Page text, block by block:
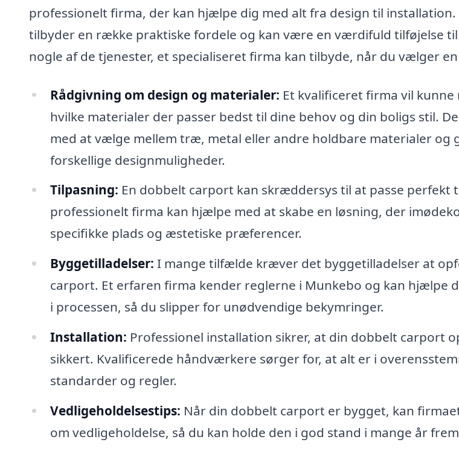
professionelt firma, der kan hjælpe dig med alt fra design til
tilbyder en række praktiske fordele og kan være en værdifuld tilføjelse
nogle af de tjenester, et specialiseret firma kan tilbyde, når du vælger
Rådgivning om design og materialer: Et kvalificeret firma vil kunne
hvilke materialer der passer bedst til dine behov og din boligs stil.
med at vælge mellem træ, metal eller andre holdbare materialer og
forskellige designmuligheder.
Tilpasning: En dobbelt carport kan skræddersys til at passe perfekt
professionelt firma kan hjælpe med at skabe en løsning, der
specifikke plads og æstetiske præferencer.
Byggetilladelser: I mange tilfælde kræver det byggetilladelser at
carport. Et erfaren firma kender reglerne i Munkebo og kan hjælpe
i processen, så du slipper for unødvendige bekymringer.
Installation: Professionel installation sikrer, at din dobbelt carport
sikkert. Kvalificerede håndværkere sørger for, at alt er i
standarder og regler.
Vedligeholdelsestips: Når din dobbelt carport er bygget, kan
om vedligeholdelse, så du kan holde den i god stand i mange år